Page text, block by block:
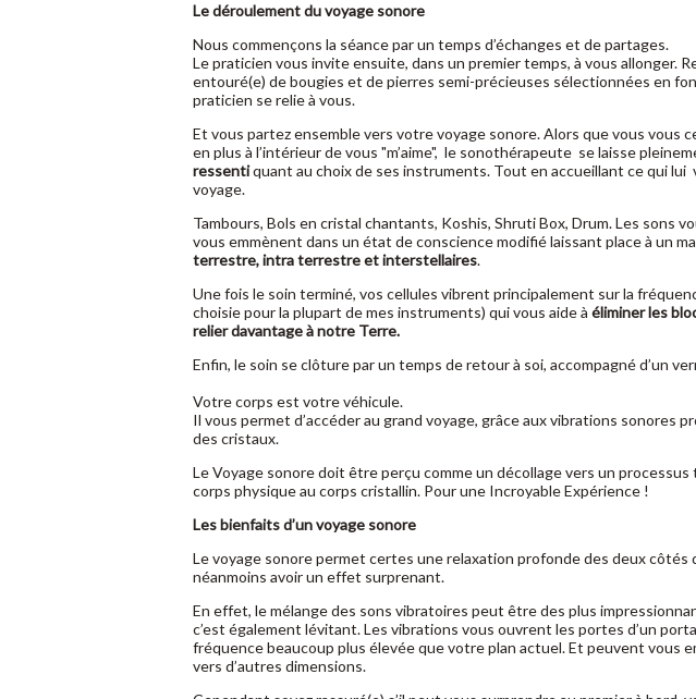
Le déroulement du voyage sonore
Nous commençons la séance par un temps d’échanges et de partages.
Le praticien vous invite ensuite, dans un premier temps, à vous allonger.
entouré(e) de bougies et de pierres semi-précieuses sélectionnées en
praticien se relie à vous.
Et vous partez ensemble vers votre voyage sonore. Alors que vous vous
en plus à l’intérieur de vous "m’aime", le sonothérapeute se laisse
ressentiquant au choix de ses instruments. Tout en accueillant ce qui
voyage.
Tambours, Bols en cristal chantants, Koshis, Shruti Box, Drum. Les sons
vous emmènent dans un état de conscience modifié laissant place à un
terrestre, intra terrestre et interstellaires.
Une fois le soin terminé, vos cellules vibrent principalement sur la
choisie pour la plupart de mes instruments) qui vous aide à éliminer les
relier davantage à notre Terre.
Enfin, le soin se clôture par un temps de retour à soi, accompagné d’un
Votre corps est votre véhicule.
Il vous permet d’accéder au grand voyage, grâce aux vibrations sonores
des cristaux.
Le Voyage sonore doit être perçu comme un décollage vers un
corps physique au corps cristallin. Pour une Incroyable Expérience !
Les bienfaits d’un voyage sonore
Le voyage sonore permet certes une relaxation profonde des deux côtés
néanmoins avoir un effet surprenant.
En effet, le mélange des sons vibratoires peut être des plus
c’est également lévitant. Les vibrations vous ouvrent les portes d’un
fréquence beaucoup plus élevée que votre plan actuel. Et peuvent vous
vers d’autres dimensions.